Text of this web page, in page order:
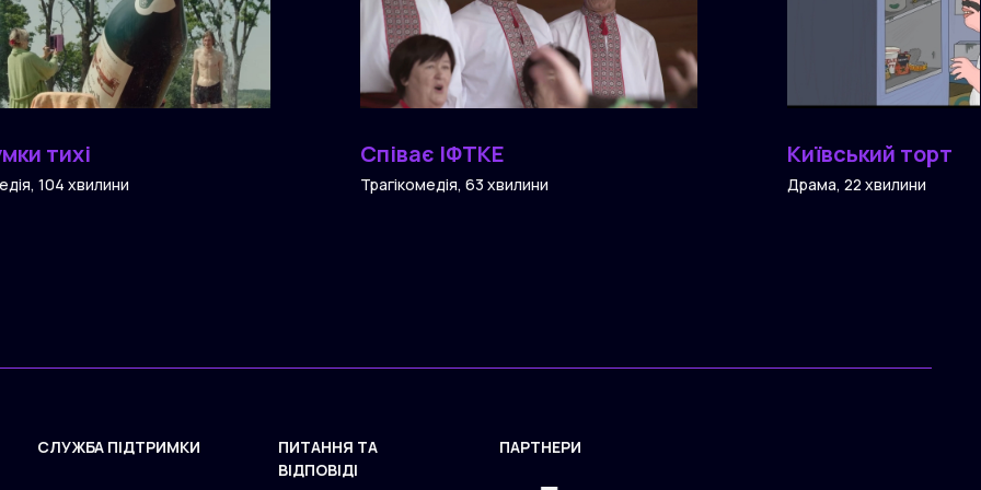
тихі
104 хвилини
Співає ІФТКЕ
Трагікомедія, 63 хвилини
Київський торт
Драма, 22 хвилини
СЛУЖБА ПІДТРИМКИ
ПИТАННЯ ТА
ВІДПОВІДІ
ПАРТНЕРИ